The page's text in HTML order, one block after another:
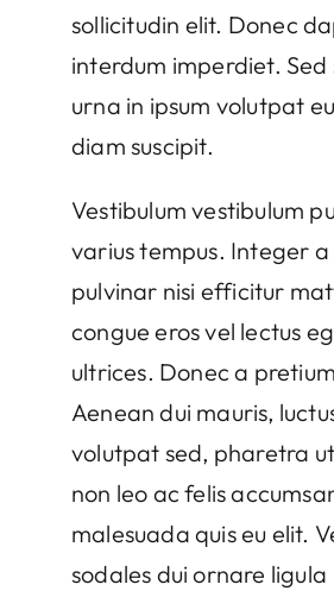
sollicitudin elit. Donec
interdum imperdiet. Sed
urna in ipsum volutpat
diam suscipit.
Vestibulum vestibulum
varius tempus. Integer a
pulvinar nisi efficitur
congue eros vel lectus
ultrices. Donec a
Aenean dui mauris,
volutpat sed, pharetra
non leo ac felis
malesuada quis eu elit.
sodales dui ornare ligula